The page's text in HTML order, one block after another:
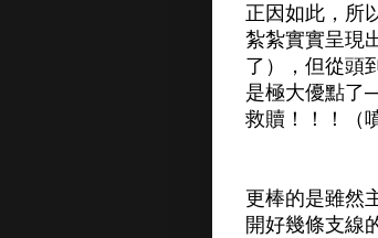
正因如此，所
紮紮實實呈現
了），但從頭
是極大優點了
救贖！！！（
更棒的是雖然
開好幾條支線